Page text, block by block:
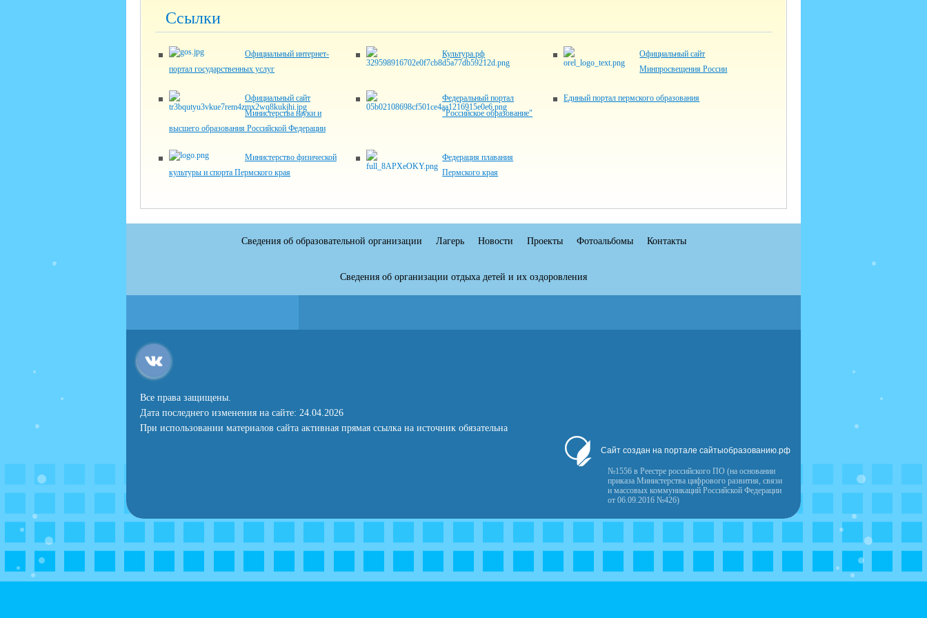
Ссылки
Официальный интернет-
портал государственных услуг
Культура.рф
Официальный сайт
Минпросвещения России
Официальный сайт
Министерства науки и
высшего образования Российской Федерации
Федеральный портал
"Российское образование"
Единый портал пермского образования
Министерство физической
культуры и спорта Пермского края
Федерация плавания
Пермского края
Сведения об образовательной организации Лагерь Новости Проекты Фотоальбомы Контакты
Сведения об организации отдыха детей и их оздоровления
Все права защищены.
Дата последнего изменения на сайте: 24.04.2026
При использовании материалов сайта активная прямая ссылка на источник обязательна
Сайт создан на портале сайтыобразованию.рф
№1556 в Реестре российского ПО (на основании
приказа Министерства цифрового развития, связи
и массовых коммуникаций Российской Федерации
от 06.09.2016 №426)